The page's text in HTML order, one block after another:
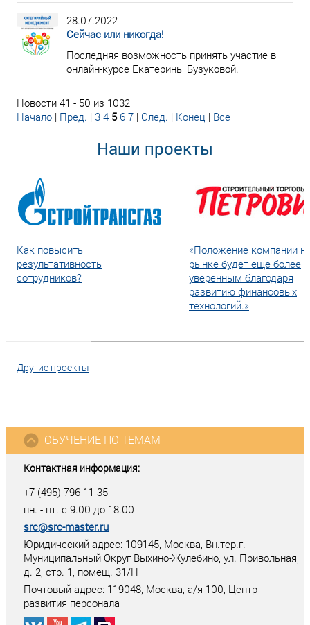
28.07.2022
Сейчас или никогда!
Последняя возможность принять участие в
онлайн-курсе Екатерины Бузуковой.
Новости 41 - 50 из 1032
Начало | Пред. | 3 4 5 6 7 | След. | Конец | Все
Наши проекты
Как повысить
результативность
сотрудников?
«Положение компании
рынке будет еще более
уверенным благодаря
развитию финансовых
технологий.»
Другие проекты
Контактная информация:
+7 (495) 796-11-35
пн. - пт. с 9.00 до 18.00
src@src-master.ru
Юридический адрес: 109145, Москва, Вн.тер.г.
Муниципальный Округ Выхино-Жулебино, ул. Привольная,
д. 2, стр. 1, помещ. 31/Н
Почтовый адрес: 119048, Москва, а/я 100, Центр
развития персонала
ОБУЧЕНИЕ ПО ТЕМАМ